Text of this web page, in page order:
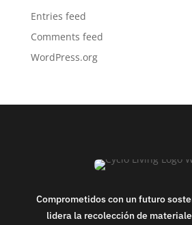
Entries feed
Comments feed
WordPress.org
Comprometidos con un futuro
lidera la recolección de